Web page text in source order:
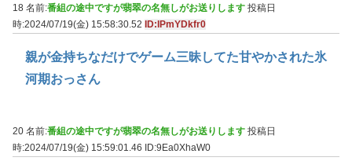
18 名前:番組の途中ですが翡翠の名無しがお送りします 投稿日
時:2024/07/19(金) 15:58:30.52
ID:IPmYDkfr0
親が金持ちなだけでゲーム三昧してた甘やかされた氷
河期おっさん
20 名前:番組の途中ですが翡翠の名無しがお送りします 投稿日
時:2024/07/19(金) 15:59:01.46 ID:9Ea0XhaW0